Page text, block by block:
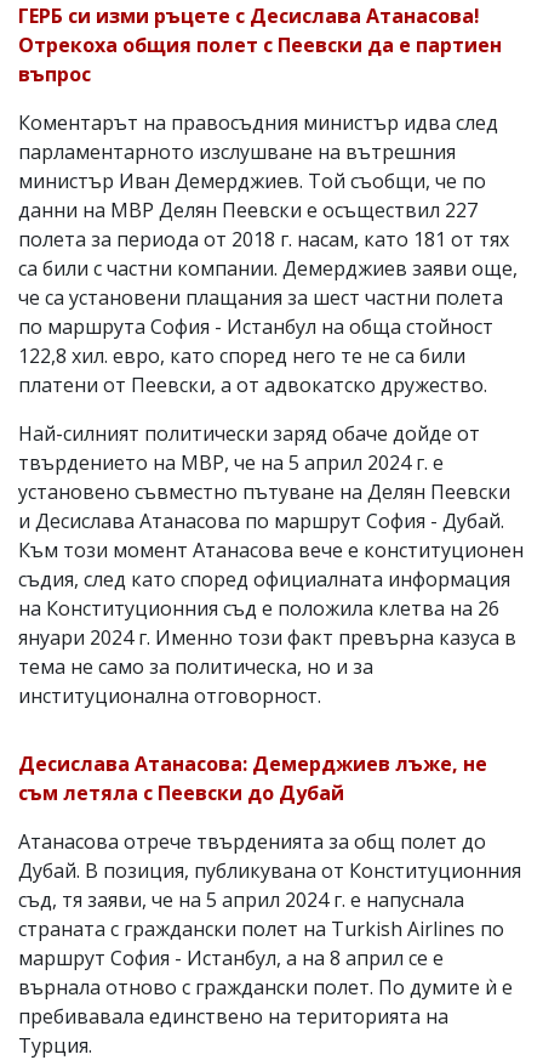
ГЕРБ си изми ръцете с Десислава Атанасова!
Отрекоха общия полет с Пеевски да е партиен
въпрос
Коментарът на правосъдния министър идва след
парламентарното изслушване на вътрешния
министър Иван Демерджиев. Той съобщи, че по
данни на МВР Делян Пеевски е осъществил 227
полета за периода от 2018 г. насам, като 181 от тях
са били с частни компании. Демерджиев заяви още,
че са установени плащания за шест частни полета
по маршрута София - Истанбул на обща стойност
122,8 хил. евро, като според него те не са били
платени от Пеевски, а от адвокатско дружество.
Най-силният политически заряд обаче дойде от
твърдението на МВР, че на 5 април 2024 г. е
установено съвместно пътуване на Делян Пеевски
и Десислава Атанасова по маршрут София - Дубай.
Към този момент Атанасова вече е конституционен
съдия, след като според официалната информация
на Конституционния съд е положила клетва на 26
януари 2024 г. Именно този факт превърна казуса в
тема не само за политическа, но и за
институционална отговорност.
Десислава Атанасова: Демерджиев лъже, не
съм летяла с Пеевски до Дубай
Атанасова отрече твърденията за общ полет до
Дубай. В позиция, публикувана от Конституционния
съд, тя заяви, че на 5 април 2024 г. е напуснала
страната с граждански полет на Turkish Airlines по
маршрут София - Истанбул, а на 8 април се е
върнала отново с граждански полет. По думите ѝ е
пребивавала единствено на територията на
Турция.